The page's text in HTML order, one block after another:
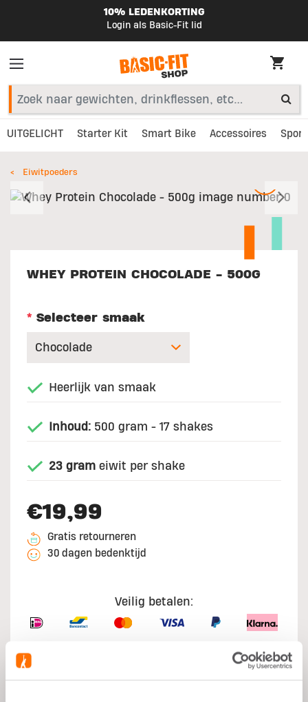
10% LEDENKORTING
Login als Basic-Fit lid
UITGELICHT Starter Kit Smart Bike Accessoires
Eiwitpoeders
Vorig
WHEY PROTEIN CHOCOLADE - 500G
* Selecteer smaak
Heerlijk van smaak
Inhoud: 500 gram - 17 shakes
23 gram eiwit per shake
€19,99
Gratis retourneren
30 dagen bedenktijd
Veilig betalen: